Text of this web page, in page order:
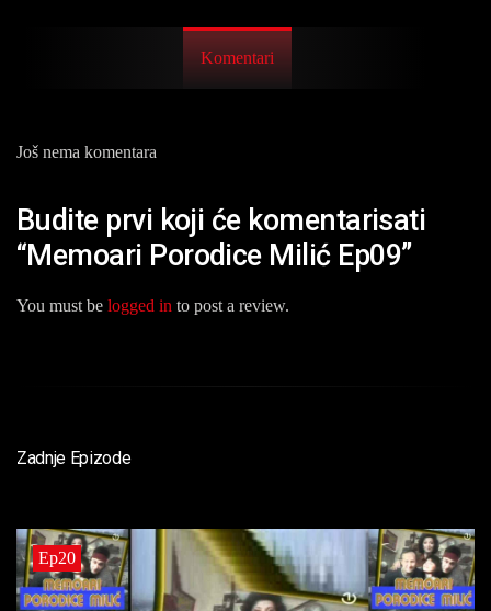
Komentari
Još nema komentara
Budite prvi koji će komentarisati
“Memoari Porodice Milić Ep09”
You must be logged in to post a review.
Zadnje Epizode
Ep20